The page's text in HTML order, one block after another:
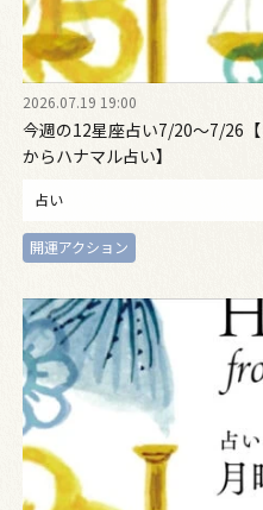
2026.07.19 19:00
今週の12星座占い7/20～7/26
からハナマル占い】
占い
開運アクション